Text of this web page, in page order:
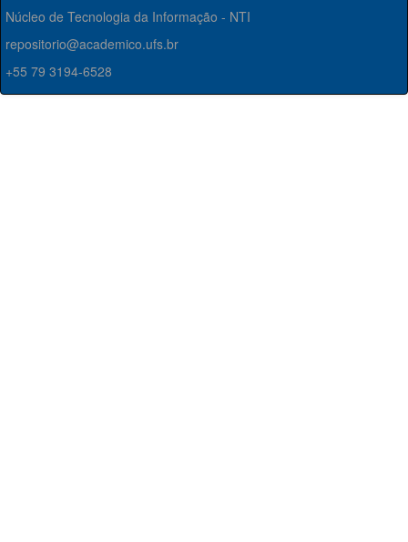
Núcleo de Tecnologia da Informação - NTI
repositorio@academico.ufs.br
+55 79 3194-6528